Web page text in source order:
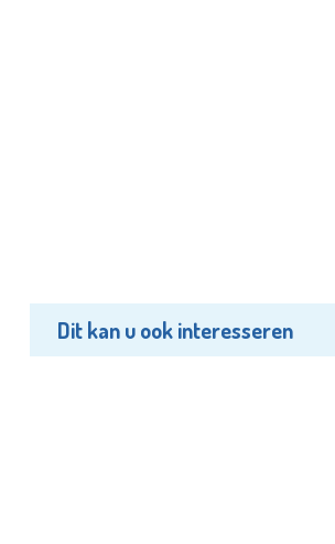
Dit kan u ook interesseren